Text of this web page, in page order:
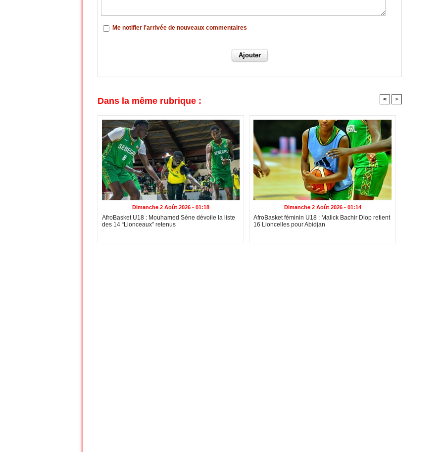
Me notifier l'arrivée de nouveaux commentaires
Dans la même rubrique : < >
Dimanche 2 Août 2026 - 01:18
AfroBasket U18 : Mouhamed Sène dévoile la liste
des 14 “Lionceaux” retenus
Dimanche 2 Août 2026 - 01:14
AfroBasket féminin U18 : Malick Bachir Diop retient
16 Lioncelles pour Abidjan